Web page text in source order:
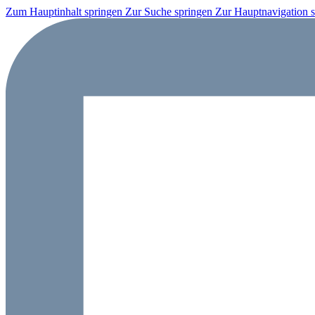
Zum Hauptinhalt springen Zur Suche springen Zur Hauptnavigation